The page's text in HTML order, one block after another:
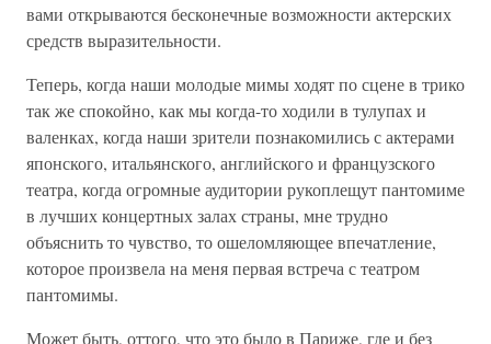
вами открываются бесконечные возможности актерских
средств выразительности.
Теперь, когда наши молодые мимы ходят по сцене в трико
так же спокойно, как мы когда-то ходили в тулупах и
валенках, когда наши зрители познакомились с актерами
японского, итальянского, английского и французского
театра, когда огромные аудитории рукоплещут пантомиме
в лучших концертных залах страны, мне трудно
объяснить то чувство, то ошеломляющее впечатление,
которое произвела на меня первая встреча с театром
пантомимы.
Может быть, оттого, что это было в Париже, где и без